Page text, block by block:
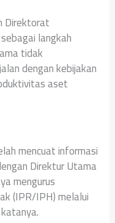
Direktorat
langkah
tidak
dengan kebijakan
aset
mencuat informasi
Direktur Utama
mengurus
(IPR/IPH) melalui